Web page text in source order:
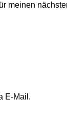
meinen
E-Mail.